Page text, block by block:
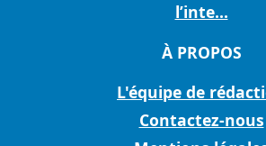
l’inte...
À PROPOS
L'équipe de
Contactez-nous